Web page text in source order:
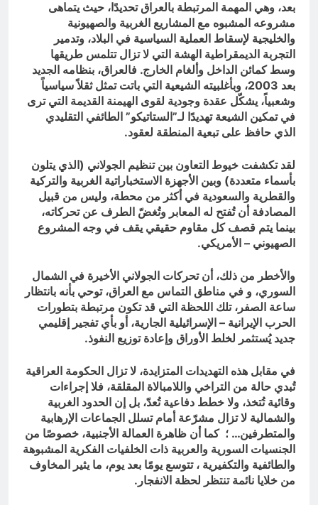
بعد، وهي المهمة المرتبطة بالعراق تحديدًا، حيث يتماهى
مشروعه المشبوه مع المشاريع الغربية والصهيونية
والخليجية لإسقاط العملية السياسية في البلاد، وتدمير
التجربة الديمقراطية الهشة التي لا تزال تتلمس طريقها
وسط كمائن الداخل وألغام الخارج. فالعراق، بنظامه الجديد
بعد 2003، وبأغلبيته الشيعية التي باتت تمثل ثقلاً سياسياً
وشعبياً، يشكّل عقدة وجودية لقوى الهيمنة القديمة التي ترى
في تمكين الشيعة تهديدًا لـ”الستاتيكو” الطائفي التقليدي
الذي حافظ على تبعية المنطقة لعقود.
لقد تكشفت خيوط التعاون بين تنظيم الجولاني (الذي يتلون
بأسماء متعددة) وبين الأجهزة الاستخباراتية الغربية والتركية
والقطرية والسعودية في أكثر من محطة، وليس من قبيل
المصادفة أن تُفتح له المعابر وتُغضّ الطرف عن تحركاته،
بينما يتم قصف كل مقاوم حقيقي يقف في وجه المشروع
الصهيوني – الأمريكي.
والأخطر من ذلك، أن تحركات الجولاني الأخيرة في الشمال
السوري، و في مناطق التماس مع العراق، توحي بأنه بانتظار
ساعة الصفر، تلك اللحظة التي قد تكون مرتبطة بتطورات
الحرب الإيرانية – الإسرائيلية الجارية، أو بأي تفجير إقليمي
جديد يُستثمر لخلط الأوراق وإعادة توزيع النفوذ.
في مقابل هذه التهديدات المتزايدة، لا تزال الحكومة العراقية
تُبدي حالة من التراخي واللامبالاة المقلقة، فلا إجراءات
وقائية تُتخذ، ولا خطط دفاعية تُعدّ، بل إن الحدود الغربية
والشمالية لا تزال مشرّعة أمام تسلل الجماعات الإرهابية
والمتطرفين… ؛ كما أن ظاهرة العمالة الأجنبية، خصوصًا من
الجنسيات السورية والعربية ذات الخلفيات الفكرية المشبوهة
والطائفية والتكفيرية ، تتوسع يومًا بعد يوم، ما يثير المخاوف
من خلايا نائمة تنتظر لحظة الانفجار.